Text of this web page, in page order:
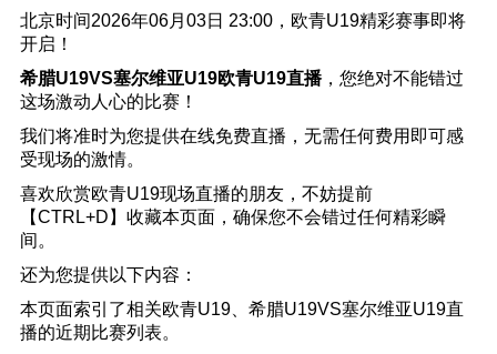
北京时间2026年06月03日 23:00，欧青U19精彩赛事即将
开启！
希腊U19VS塞尔维亚U19欧青U19直播，您绝对不能错过
这场激动人心的比赛！
我们将准时为您提供在线免费直播，无需任何费用即可感
受现场的激情。
喜欢欣赏欧青U19现场直播的朋友，不妨提前
【CTRL+D】收藏本页面，确保您不会错过任何精彩瞬
间。
还为您提供以下内容：
本页面索引了相关欧青U19、希腊U19VS塞尔维亚U19直
播的近期比赛列表。